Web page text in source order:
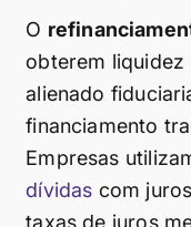
O
obterem liquidez
alienado
financiamento
Empresas
dívidas com
taxas de juros